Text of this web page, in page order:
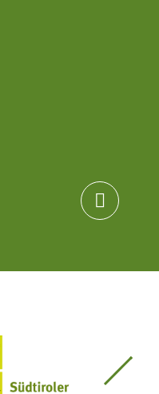

Südtiroler Bauernbund